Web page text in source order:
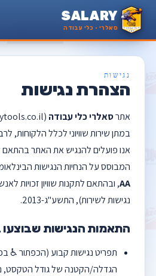
SALARY
סאלרי · כלי עבודה
נגישות
הצהרת נגישות
אתרסאלרי כלי עבודה
במתן שירות שוויוני לכלל הלקוחות,
אנו פועלים להנגיש את האתר בהתאם
המבוסס על הנחיות הנגישות
AA, ובהתאם לתקנות שוויון זכויות
נגישות לשירות), התשע"ג-2013.
התאמות הנגישות
תפריט נגישות קבוע (הכפתור
הגדלה/הקטנה של גודל הטקסט,